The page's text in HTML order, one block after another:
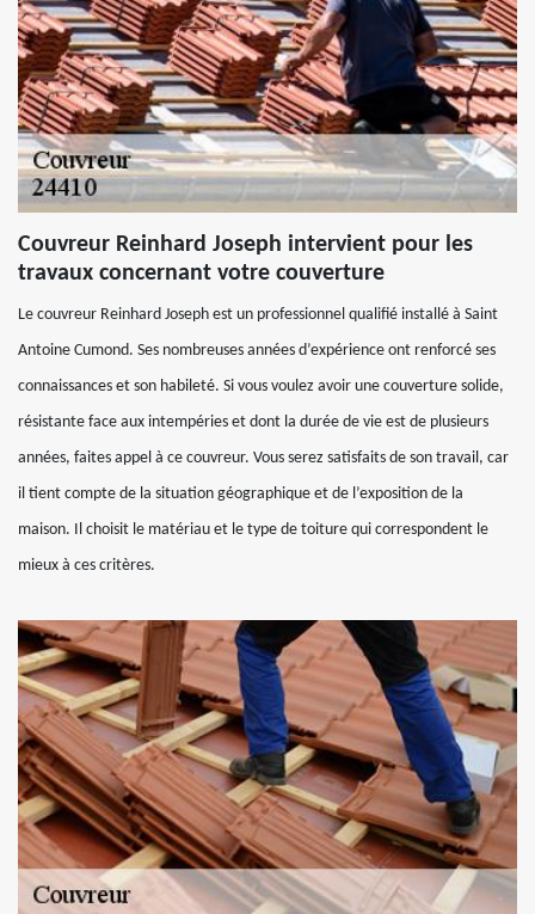
Couvreur Reinhard Joseph intervient pour les
travaux concernant votre couverture
Le couvreur Reinhard Joseph est un professionnel qualifié installé à Saint
Antoine Cumond. Ses nombreuses années d’expérience ont renforcé ses
connaissances et son habileté. Si vous voulez avoir une couverture solide,
résistante face aux intempéries et dont la durée de vie est de plusieurs
années, faites appel à ce couvreur. Vous serez satisfaits de son travail, car
il tient compte de la situation géographique et de l’exposition de la
maison. Il choisit le matériau et le type de toiture qui correspondent le
mieux à ces critères.